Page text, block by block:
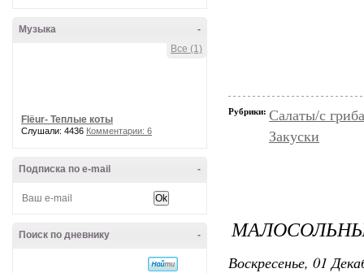
-
Музыка
Все (1)
Flёur- Теплые коты
Слушали: 4436 Комментарии: 6
-
Подписка по e-mail
-
Поиск по дневнику
Рубрики: Салаты/с
Закуски
Воскресенье, 01